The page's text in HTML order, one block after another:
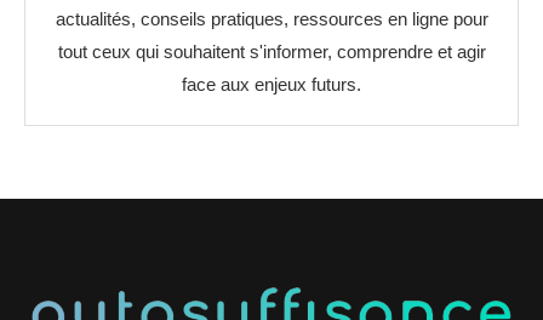
actualités, conseils pratiques, ressources en ligne pour
tout ceux qui souhaitent s'informer, comprendre et agir
face aux enjeux futurs.